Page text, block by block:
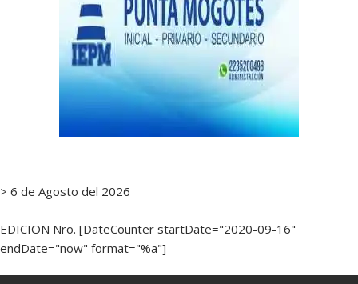
> 6 de Agosto del 2026
EDICION Nro. [DateCounter startDate="2020-09-16"
endDate="now" format="%a"]